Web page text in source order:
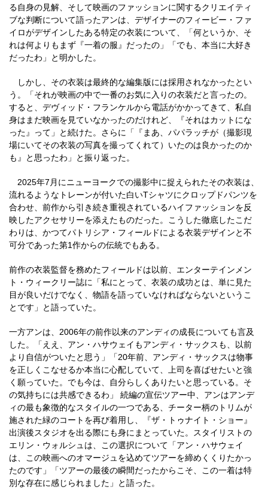
る自身の見解、そして映画のファッションに関するクリエイティ
ブな判断について語ったアンは、デザイナーのフィービー・ファ
イロがデザインしたある特定の衣装について、「何というか、そ
れは何よりもまず『一着の服』だったの」「でも、本当に大好き
だったわ」と明かした。
しかし、その衣装は最終的な編集版には採用されなかったとい
う。「それが映画の中で一番のお気に入りの衣装だと言ったの。
すると、デヴィッド・フランケルから電話がかかってきて、私自
身はまだ映画を見ていなかったのだけれど、『それはカットにな
った』って」と続けた。さらに「『まあ、パパラッチが（撮影現
場にいてその衣装の写真を撮ってくれて）いたのは良かったのか
も』と思ったわ」と振り返った。
2025年7月にニューヨークでの撮影中に捉えられたその衣装は、
流れるようなトレーンが付いた白いTシャツにクロップドパンツを
合わせ、前作から引き続き重視されているハイファッションを反
映したアクセサリーを添えたものだった。こうした徹底したこだ
わりは、かつてパトリシア・フィールドによる衣装デザインと不
可分であった第1作からの伝統でもある。
前作の衣装監督を務めたフィールドは以前、エンターテインメン
ト・ウィークリー誌に「私にとって、衣装の成功とは、単に見た
目が良いだけでなく、物語を語っていなければならないというこ
とです」と語っていた。
一方アンは、2006年の前作以来のアンディの成長についても言及
した。「ええ、アン・ハサウェイもアンディ・サックスも、以前
より自信がついたと思う」「20年前、アンディ・サックスは物事
を正しくこなせるか本当に心配していて、上司を喜ばせたいと強
く願っていた。でも今は、自分らしくありたいと思っている。そ
の気持ちには共感できるわ」 続編の宣伝ツアー中、アンはアンデ
ィの最も象徴的なスタイルの一つである、チーター柄のトリムが
施された緑のコートを再び着用し、『ザ・トゥナイト・ショー』
出演後スタジオを出る際にも身にまとっていた。スタイリストの
エリン・ウォルシュは、この選択について「アン・ハサウェイ
は、この映画へのオマージュを込めてツアーを締めくくりたかっ
たのです」「ツアーの最後の瞬間だったからこそ、この一着は特
別な存在に感じられました」と語った。